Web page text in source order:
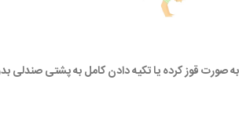
صورت قوز کرده یا تکیه دادن کامل به پشتی صندلی